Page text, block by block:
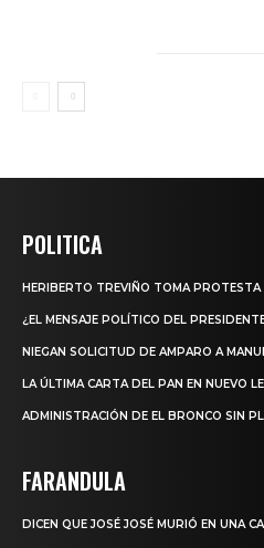
POLITICA
HERIBERTO TREVIÑO TOMA
¿EL MENSAJE POLÍTICO DEL
NIEGAN SOLICITUD DE AMPARO A
LA ÚLTIMA CARTA DEL PAN EN NUEVO
ADMINISTRACIÓN DE EL BRONCO SIN
FARANDULA
DICEN QUE JOSÉ JOSÉ MURIÓ EN UNA